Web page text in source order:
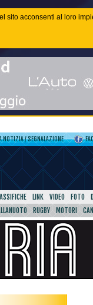
acconsenti al loro
NOTIZIA / SEGNALAZIONE
LINK VIDEO FOTO
RUGBY MOTORI